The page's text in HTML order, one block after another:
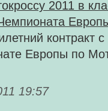
2011 в
контракт
Европы по
19:57